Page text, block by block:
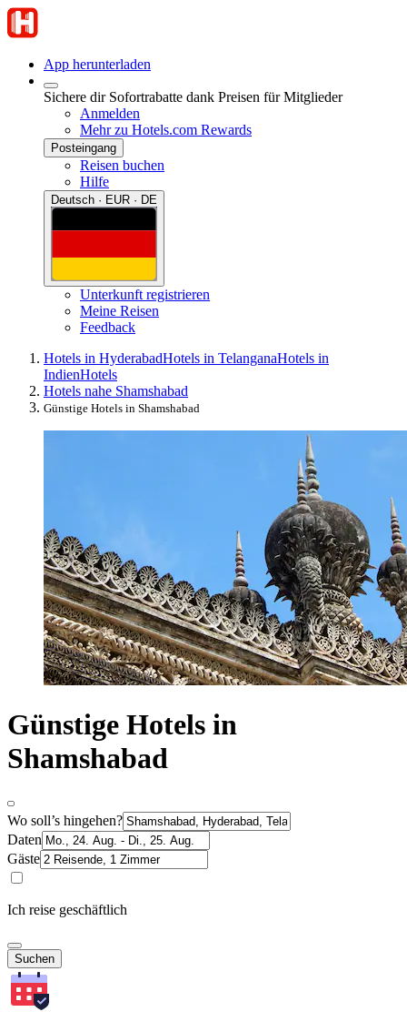
App herunterladen
Sichere dir Sofortrabatte dank Preisen für Mitglieder
Anmelden
Mehr zu Hotels.com Rewards
Posteingang
Reisen buchen
Hilfe
Deutsch · EUR · DE
Unterkunft registrieren
Meine Reisen
Feedback
Hotels in HyderabadHotels in TelanganaHotels in
IndienHotels
Hotels nahe Shamshabad
Günstige Hotels in Shamshabad
Günstige Hotels in
Shamshabad
Wo soll’s hingehen?
Daten
Gäste
Ich reise geschäftlich
Suchen